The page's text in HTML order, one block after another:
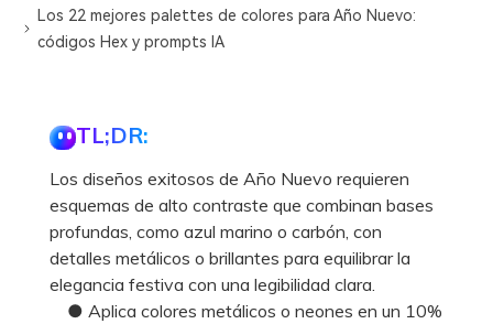
Los 22 mejores palettes de colores para Año Nuevo:
códigos Hex y prompts IA
TL;DR:
Los diseños exitosos de Año Nuevo requieren
esquemas de alto contraste que combinan bases
profundas, como azul marino o carbón, con
detalles metálicos o brillantes para equilibrar la
elegancia festiva con una legibilidad clara.
● Aplica colores metálicos o neones en un 10%